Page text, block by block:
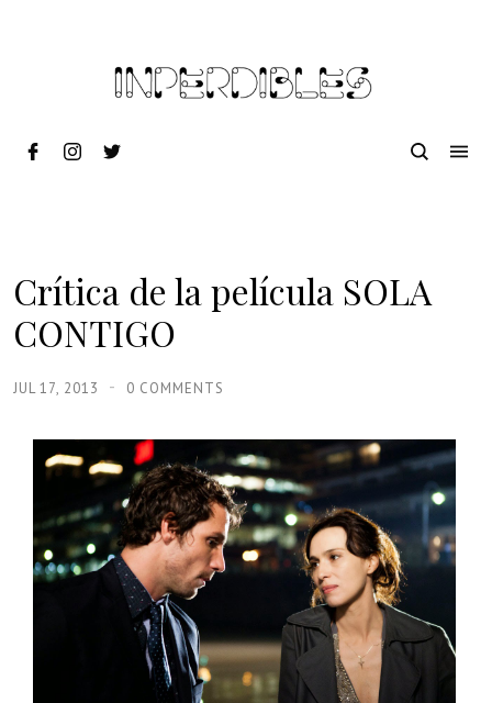
Crítica de la película SOLA
CONTIGO
JUL 17, 2013 0 COMMENTS